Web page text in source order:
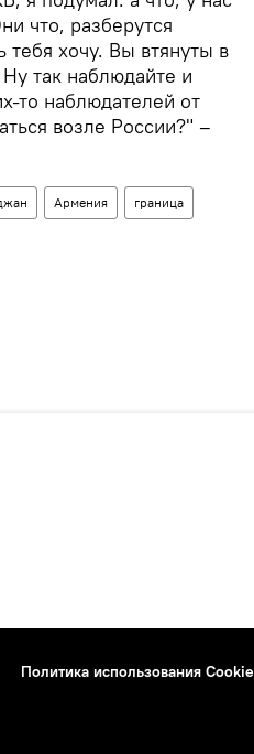
что, разберутся
тебя хочу. Вы втянуты в
так наблюдайте и
то наблюдателей от
возле России?" –
Армения граница
Политика использования Cookie